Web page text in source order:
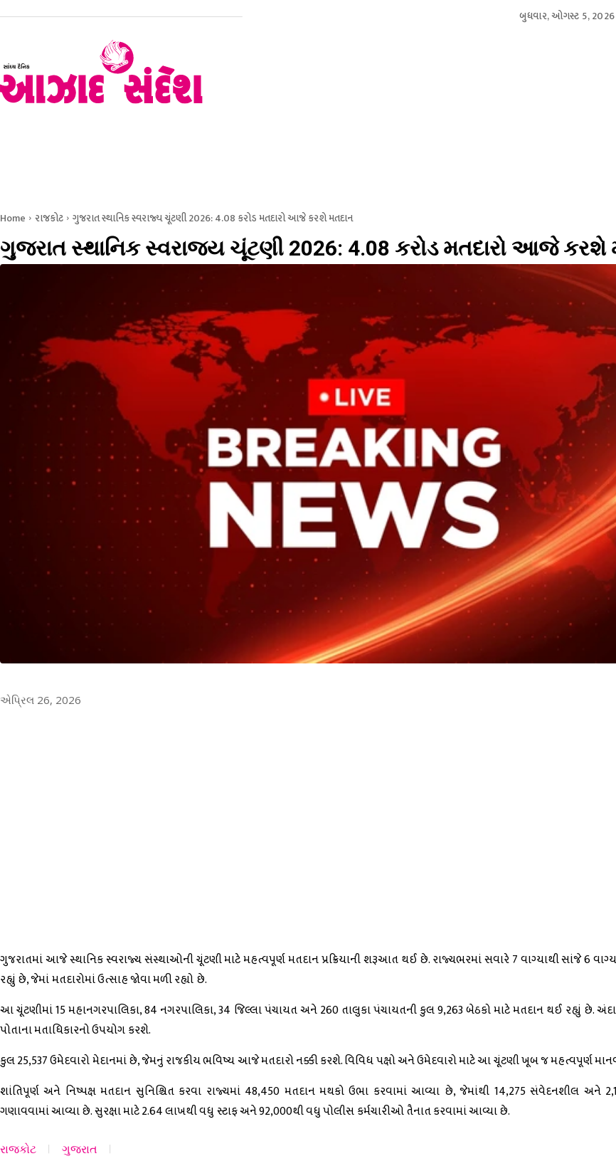
બુધવાર, ઓગસ્ટ 5, 2026
Home રાજકોટ ગુજરાત સ્થાનિક સ્વરાજ્ય ચૂંટણી 2026: 4.08 કરોડ મતદારો આજે કરશે મતદાન
ગુજરાત સ્થાનિક સ્વરાજ્ય ચૂંટણી 2026: 4.08 કરોડ મતદારો આજે કરશે
એપ્રિલ 26, 2026
ગુજરાતમાં આજે સ્થાનિક સ્વરાજ્ય સંસ્થાઓની ચૂંટણી માટે મહત્વપૂર્ણ મતદાન પ્રક્રિયાની શરૂઆત થઈ છે. રાજ્યભરમાં સવારે 7 વાગ્યાથી સાંજે 6
રહ્યું છે, જેમાં મતદારોમાં ઉત્સાહ જોવા મળી રહ્યો છે.
આ ચૂંટણીમાં 15 મહાનગરપાલિકા, 84 નગરપાલિકા, 34 જિલ્લા પંચાયત અને 260 તાલુકા પંચાયતની કુલ 9,263 બેઠકો માટે મતદાન થઈ રહ્યું છે.
પોતાના મતાધિકારનો ઉપયોગ કરશે.
કુલ 25,537 ઉમેદવારો મેદાનમાં છે, જેમનું રાજકીય ભવિષ્ય આજે મતદારો નક્કી કરશે. વિવિધ પક્ષો અને ઉમેદવારો માટે આ ચૂંટણી ખૂબ જ મહત્વપૂર્ણ
શાંતિપૂર્ણ અને નિષ્પક્ષ મતદાન સુનિશ્ચિત કરવા રાજ્યમાં 48,450 મતદાન મથકો ઉભા કરવામાં આવ્યા છે, જેમાંથી 14,275 સંવેદનશીલ અને
ગણાવવામાં આવ્યા છે. સુરક્ષા માટે 2.64 લાખથી વધુ સ્ટાફ અને 92,000થી વધુ પોલીસ કર્મચારીઓ તૈનાત કરવામાં આવ્યા છે.
રાજકોટ ગુજરાત